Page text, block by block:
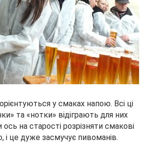
у смаках напою. Всі ці
та «нотки» відіграють для них
ось на старості розрізняти смакові
і це дуже засмучує пивоманів.